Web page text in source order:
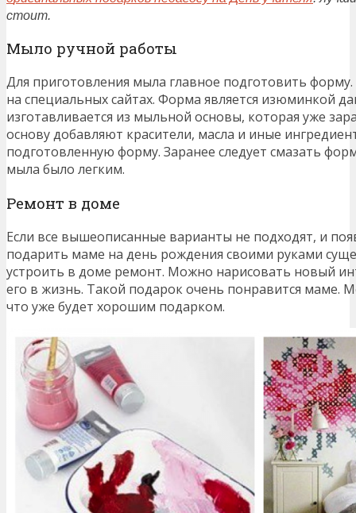
стоит.
Мыло ручной работы
Для приготовления мыла главное подготовить
на специальных сайтах. Форма является изюминкой
изготавливается из мыльной основы, которая уже
основу добавляют красители, масла и иные
подготовленную форму. Заранее следует смазать
мыла было легким.
Ремонт в доме
Если все вышеописанные варианты не подходят, и
подарить маме на день рождения своими руками
устроить в доме ремонт. Можно нарисовать новый
его в жизнь. Такой подарок очень понравится маме.
что уже будет хорошим подарком.